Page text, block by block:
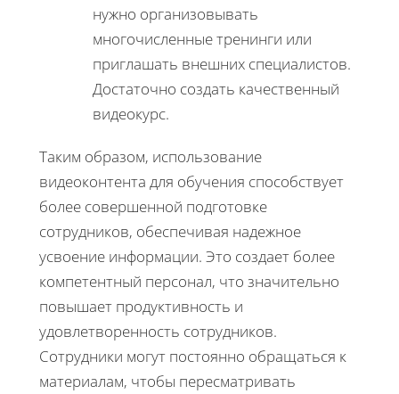
нужно организовывать
многочисленные тренинги или
приглашать внешних специалистов.
Достаточно создать качественный
видеокурс.
Таким образом, использование
видеоконтента для обучения способствует
более совершенной подготовке
сотрудников, обеспечивая надежное
усвоение информации. Это создает более
компетентный персонал, что значительно
повышает продуктивность и
удовлетворенность сотрудников.
Сотрудники могут постоянно обращаться к
материалам, чтобы пересматривать